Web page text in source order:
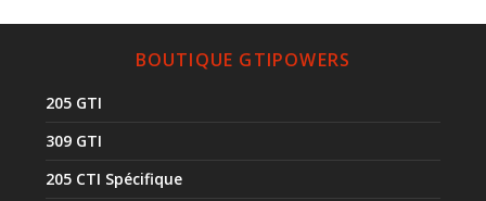
BOUTIQUE GTIPOWERS
205 GTI
309 GTI
205 CTI Spécifique